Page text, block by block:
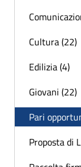
Cultura (22)
Edilizia (4)
Giovani (22)
Pari
Proposta di